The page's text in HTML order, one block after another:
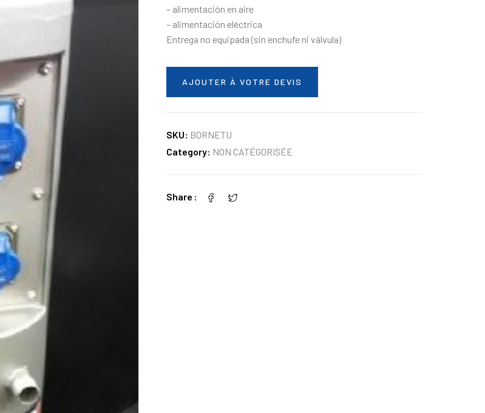
– alimentación en aire
– alimentación eléctrica
Entrega no equipada (sin enchufe ni válvula)
AJOUTER À VOTRE DEVIS
SKU: BORNETU
Category: NON CATÉGORISÉE
Share